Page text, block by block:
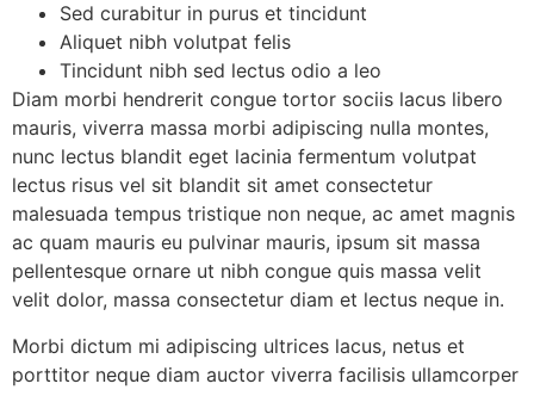
Sed curabitur in purus et tincidunt
Aliquet nibh volutpat felis
Tincidunt nibh sed lectus odio a leo
Diam morbi hendrerit congue tortor sociis lacus libero
mauris, viverra massa morbi adipiscing nulla montes,
nunc lectus blandit eget lacinia fermentum volutpat
lectus risus vel sit blandit sit amet consectetur
malesuada tempus tristique non neque, ac amet magnis
ac quam mauris eu pulvinar mauris, ipsum sit massa
pellentesque ornare ut nibh congue quis massa velit
velit dolor, massa consectetur diam et lectus neque in.
Morbi dictum mi adipiscing ultrices lacus, netus et
porttitor neque diam auctor viverra facilisis ullamcorper